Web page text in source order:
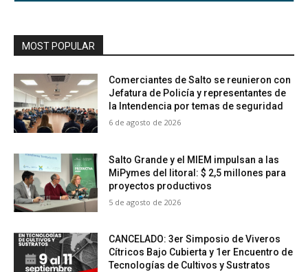
MOST POPULAR
Comerciantes de Salto se reunieron con
Jefatura de Policía y representantes de
la Intendencia por temas de seguridad
6 de agosto de 2026
Salto Grande y el MIEM impulsan a las
MiPymes del litoral: $ 2,5 millones para
proyectos productivos
5 de agosto de 2026
CANCELADO: 3er Simposio de Viveros
Cítricos Bajo Cubierta y 1er Encuentro de
Tecnologías de Cultivos y Sustratos